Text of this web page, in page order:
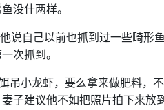
没什两样。
说自己以前也抓到过一些畸形
次抓到。
小龙虾，要么拿来做肥料，
子建议他不如把照片拍下来放